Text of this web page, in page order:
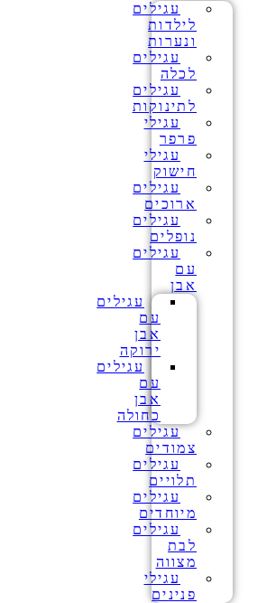
עגילים
לילדות
ונערות
עגילים
לכלה
עגילים
לתינוקות
עגילי
פרפר
עגילי
חישוק
עגילים
ארוכים
עגילים
נופלים
עגילים
עם
אבן
עגילים
עם
אבן
ירוקה
עגילים
עם
אבן
כחולה
עגילים
צמודים
עגילים
תלויים
עגילים
מיוחדים
עגילים
לבת
מצווה
עגילי
פנינים